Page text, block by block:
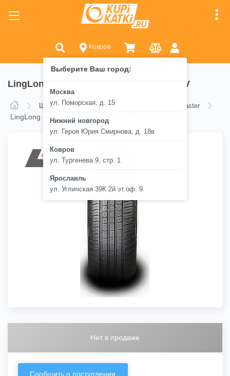
Ковров
Выберите Ваш город:
Москва
ул. Поморская, д. 15
Нижний новгород
ул. Героя Юрия Смирнова, д. 18в
Ковров
ул. Тургенева 9, стр. 1
Ярославль
ул. Угличская 39К 2й эт.оф. 9
LingLong Comfort Master 235/55 R17 99V
Шины LingLong LingLong Comfort Master
LingLong Comfort Master 235/55 R17 99V
Нет в продаже
Сообщить о поступлении